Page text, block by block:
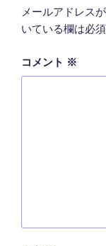
メールアドレス
いている欄は必
コメント ※